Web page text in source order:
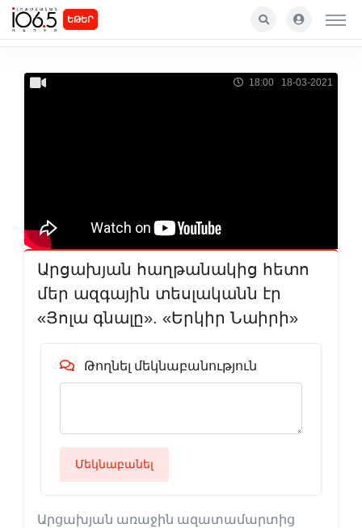
ԵԹԵՐ
18:00 18-03-2021
Արցախյան հաղթանակից հետո
մեր ազգային տեսլականն էր
«Յոլա գնալը». «Երկիր Նաիրի»
Թողնել մեկնաբանություն
Մեկնաբանել
Արցախյան առաջին ազատամարտից